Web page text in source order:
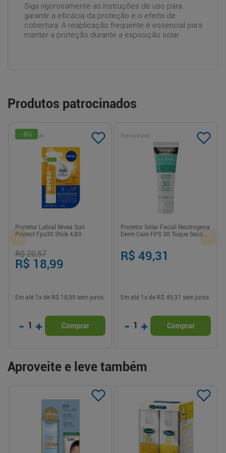
Siga rigorosamente as instruções de uso para
garantir a eficácia da proteção e o efeito de
cobertura. A reaplicação frequente é essencial para
manter a proteção durante a exposição solar.
Produtos patrocinados
Patrocinado
-8%
Protetor Labial Nivea Sun
Protect Fps30 Stick 4,8G
R$ 20,57
R$ 18,99
Em até 1 x de R$ 18,99 sem juros
- 1 + Comprar
Patrocinado
Protetor Solar Facial Neutrogena
Derm Care FPS 30 Toque Seco
R$ 49,31
Em até 1 x de R$ 49,31 sem juros
- 1 + Comprar
Aproveite e leve também